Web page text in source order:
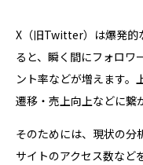
X（旧Twitter）は爆発的
ると、瞬く間にフォロワ
ント率などが増えます。
遷移・売上向上などに繋
そのためには、現状の分
サイトのアクセス数など